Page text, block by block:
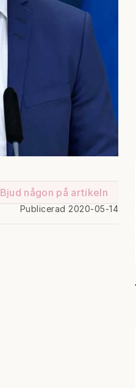
Bjud någon på artikeln
Publicerad 2020-05-14